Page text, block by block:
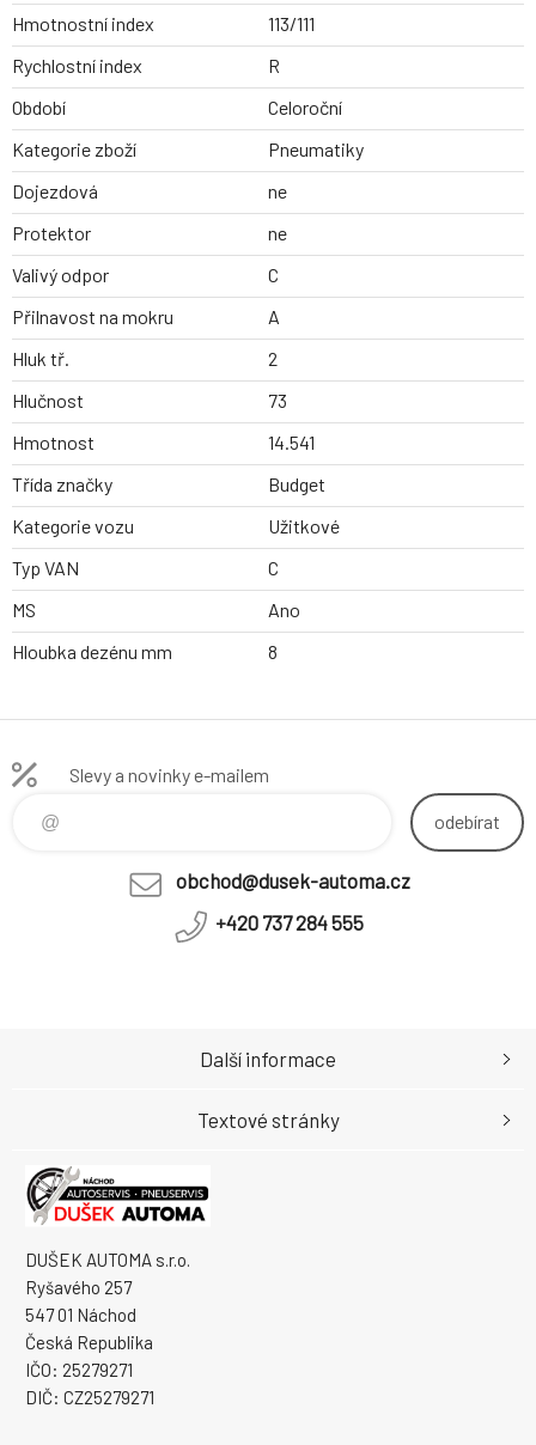
Hmotnostní index
113/111
Rychlostní index
R
Období
Celoroční
Kategorie zboží
Pneumatiky
Dojezdová
ne
Protektor
ne
Valivý odpor
C
Přilnavost na mokru
A
Hluk tř.
2
Hlučnost
73
Hmotnost
14.541
Třída značky
Budget
Kategorie vozu
Užitkové
Typ VAN
C
MS
Ano
Hloubka dezénu mm
8
Slevy a novinky e-mailem
odebírat
obchod@dusek-automa.cz
+420 737 284 555
DUŠEK AUTOMA s.r.o.
Ryšavého 257
547 01 Náchod
Česká Republika
IČO: 25279271
DIČ: CZ25279271
Další informace
Textové stránky